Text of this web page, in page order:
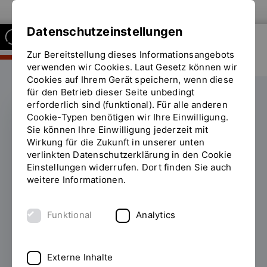
FAKULTÄT BUSINESS AND
MANAGEMENT
Fakultät Business and
Management
Dann bist du hier genau richtig.
Datenschutzeinstellungen
Zur Bereitstellung dieses Informationsangebots
verwenden wir Cookies. Laut Gesetz können wir
Cookies auf Ihrem Gerät speichern, wenn diese
für den Betrieb dieser Seite unbedingt
erforderlich sind (funktional). Für alle anderen
Cookie-Typen benötigen wir Ihre Einwilligung.
Sie können Ihre Einwilligung jederzeit mit
Wirkung für die Zukunft in unserer unten
verlinkten Datenschutzerklärung in den Cookie
Einstellungen widerrufen. Dort finden Sie auch
weitere Informationen.
Funktional Analytics
Externe Inhalte